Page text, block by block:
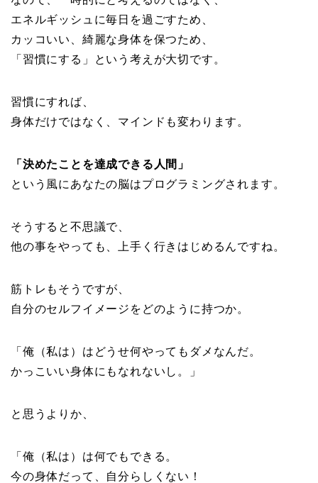
エネルギッシュに毎日を過ごすため、
カッコいい、綺麗な身体を保つため、
「習慣にする」という考えが大切です。
習慣にすれば、
身体だけではなく、マインドも変わります。
「決めたことを達成できる人間」
という風にあなたの脳はプログラミングされます。
そうすると不思議で、
他の事をやっても、上手く行きはじめるんですね。
筋トレもそうですが、
自分のセルフイメージをどのように持つか。
「俺（私は）はどうせ何やってもダメなんだ。
かっこいい身体にもなれないし。」
と思うよりか、
「俺（私は）は何でもできる。
今の身体だって、自分らしくない！